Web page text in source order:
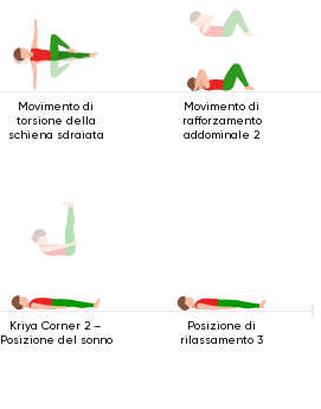
Movimento di
torsione della
schiena sdraiata
Movimento di
rafforzamento
addominale 2
Kriya Corner 2 –
Posizione del sonno
Posizione di
rilassamento 3